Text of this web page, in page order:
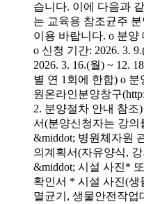
습니다. 이에 다음과
는 교육용 참조균주
이용 바랍니다. o 분
o 신청 기간: 2026. 3.
2026. 3. 16.(월) ~ 12.
별 연 1회에 한함) o
원온라인분양창구
2. 분양절차 안내 참조
서(분양신청자는 강의
&middot; 병원체자원
의계획서(자유양식,
&middot; 시설 사진*
확인서 * 시설 사진(생
멸균기, 생물안전작업